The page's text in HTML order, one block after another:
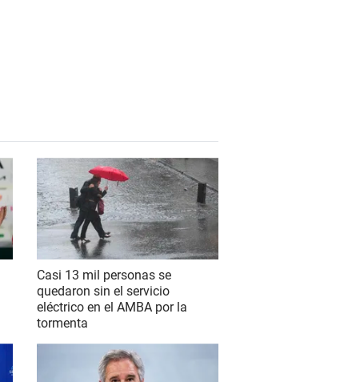
Casi 13 mil personas se
quedaron sin el servicio
eléctrico en el AMBA por la
tormenta